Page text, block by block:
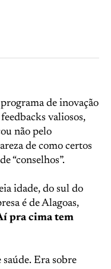
de inovação
valiosos,
não pelo
de como certos
“conselhos”.
idade, do sul do
é de Alagoas,
pra cima tem
saúde. Era sobre